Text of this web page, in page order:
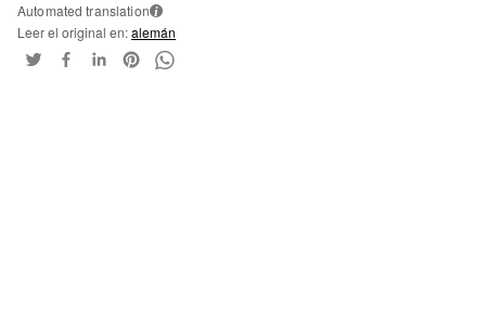
Automated translation i
Leer el original en:alemán